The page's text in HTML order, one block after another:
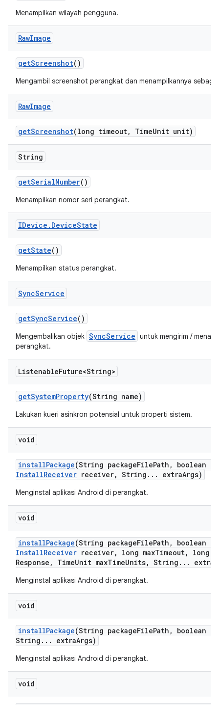
Menampilkan wilayah pengguna.
RawImage
getScreenshot()
Mengambil screenshot perangkat dan menampilkannya
RawImage
getScreenshot(long timeout, TimeUnit unit)
String
getSerialNumber()
Menampilkan nomor seri perangkat.
IDevice . DeviceState
getState()
Menampilkan status perangkat.
SyncService
getSyncService()
Mengembalikan objek SyncService untuk mengirim /
perangkat.
ListenableFuture<String>
getSystemProperty(String name)
Lakukan kueri asinkron potensial untuk properti sistem.
void
installPackage(String packageFilePath ,
boolean
InstallReceiver receiver, String . . . extraArgs)
Menginstal aplikasi Android di perangkat.
void
installPackage(String packageFilePath ,
boolean
InstallReceiver receiver, long maxTimeout,
long
Response , TimeUnit maxTimeUnits, String . . . extra
Menginstal aplikasi Android di perangkat.
void
installPackage(String packageFilePath ,
boolean
String . . . extraArgs)
Menginstal aplikasi Android di perangkat.
void